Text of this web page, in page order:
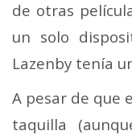
de otras
un solo
Lazenby tenía
A pesar de que
taquilla